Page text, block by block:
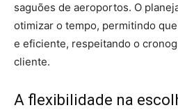
saguões de aeroportos. O
otimizar o tempo, permitindo
e eficiente, respeitando o
cliente.
A flexibilidade na